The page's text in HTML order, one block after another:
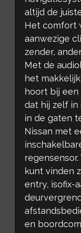
altijd de
Het comfort
aanwezige
zender,
Met de
het
hoort bij
dat hij zelf in
in de gaten
Nissan met
kunt vinden
entry, isofix-
en